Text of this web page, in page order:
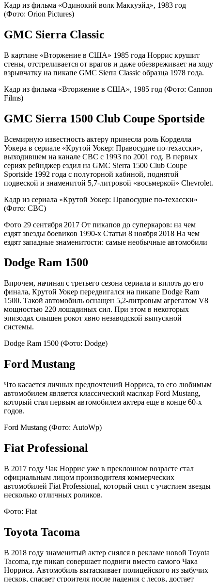
Кадр из фильма «Одинокий волк Маккуэйд», 1983 год
(Фото: Orion Pictures)
GMC Sierra Classic
В картине «Вторжение в США» 1985 года Норрис крушит
стены, отстреливается от врагов и даже обезвреживает на ходу
взрывчатку на пикапе GMC Sierra Classic образца 1978 года.
Кадр из фильма «Вторжение в США», 1985 год (Фото: Cannon
Films)
GMC Sierra 1500 Club Coupe Sportside
Всемирную известность актеру принесла роль Корделла
Уокера в сериале «Крутой Уокер: Правосудие по-техасски»,
выходившем на канале CBC с 1993 по 2001 год. В первых
сериях рейнджер ездил на GMC Sierra 1500 Club Coupe
Sportside 1992 года с полуторной кабиной, поднятой
подвеской и знаменитой 5,7-литровой «восьмеркой» Chevrolet.
Кадр из сериала «Крутой Уокер: Правосудие по-техасски»
(Фото: CBC)
Фото 29 сентября 2017 От пикапов до суперкаров: на чем
ездят звезды боевиков 1990-х Статьи 8 ноября 2018 На чем
ездят западные знаменитости: самые необычные автомобили
Dodge Ram 1500
Впрочем, начиная с третьего сезона сериала и вплоть до его
финала, Крутой Уокер передвигался на пикапе Dodge Ram
1500. Такой автомобиль оснащен 5,2-литровым агрегатом V8
мощностью 220 лошадиных сил. При этом в некоторых
эпизодах слышен рокот явно незаводской выпускной
системы.
Dodge Ram 1500 (Фото: Dodge)
Ford Mustang
Что касается личных предпочтений Норриса, то его любимым
автомобилем является классический маслкар Ford Mustang,
который стал первым автомобилем актера еще в конце 60-х
годов.
Ford Mustang (Фото: AutoWp)
Fiat Professional
В 2017 году Чак Норрис уже в преклонном возрасте стал
официальным лицом производителя коммерческих
автомобилей Fiat Professional, который снял с участием звезды
несколько отличных роликов.
Фото: Fiat
Toyota Tacoma
В 2018 году знаменитый актер снялся в рекламе новой Toyota
Tacoma, где пикап совершает подвиги вместо самого Чака
Норриса. Автомобиль вытаскивает полицейского из зыбучих
песков, спасает строителя после падения с лесов, достает